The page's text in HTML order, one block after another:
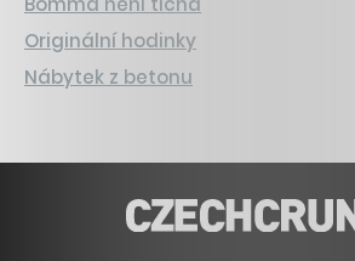
Originální hodinky
Nábytek z betonu